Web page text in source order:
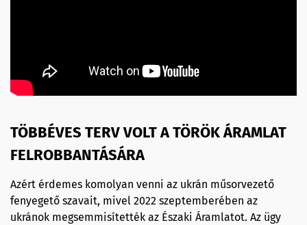
TÖBBÉVES TERV VOLT A TÖRÖK ÁRAMLAT
FELROBBANTÁSÁRA
Azért érdemes komolyan venni az ukrán műsorvezető
fenyegető szavait, mivel 2022 szeptemberében az
ukránok megsemmisítették az Északi Áramlatot. Az ügy